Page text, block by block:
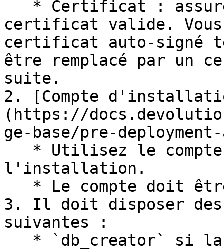
certificat valide.
certificat auto-signé
être remplacé par un
suite.
2. [Compte
(https://
ge-base/pre-
l'installation.
3. Il doit disposer des
suivantes :